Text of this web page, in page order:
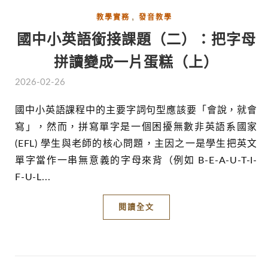
教學實務 , 發音教學
國中小英語銜接課題（二）：把字母
拼讀變成一片蛋糕（上）
2026-02-26
國中小英語課程中的主要字詞句型應該要「會說，就會
寫」，然而，拼寫單字是一個困擾無數非英語系國家
(EFL) 學生與老師的核心問題，主因之一是學生把英文
單字當作一串無意義的字母來背（例如 B-E-A-U-T-I-
F-U-L...
閱讀全文